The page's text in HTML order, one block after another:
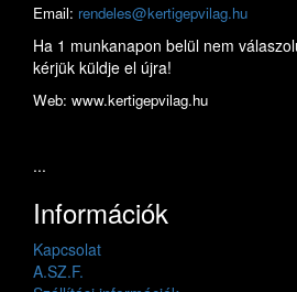
Email: rendeles@kertigepvilag.hu
Ha 1 munkanapon belül nem
kérjük küldje el újra!
Web: www.kertigepvilag.hu
...
Információk
Kapcsolat
A.SZ.F.